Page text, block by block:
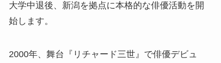
大学中退後、新潟を拠点に本格的な俳優活動を開
始します。
2000年、舞台『リチャード三世』で俳優デビュ